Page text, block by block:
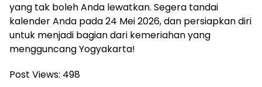
yang tak boleh Anda lewatkan. Segera tandai
kalender Anda pada 24 Mei 2026, dan persiapkan diri
untuk menjadi bagian dari kemeriahan yang
mengguncang Yogyakarta!
Post Views: 498